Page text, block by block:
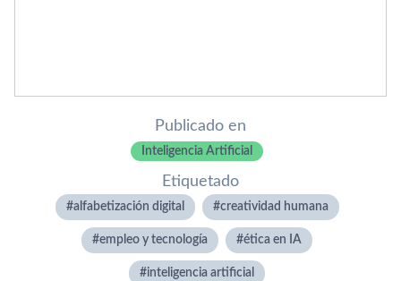
Publicado en
Inteligencia Artificial
Etiquetado
alfabetización digital creatividad humana
empleo y tecnología ética en IA
inteligencia artificial